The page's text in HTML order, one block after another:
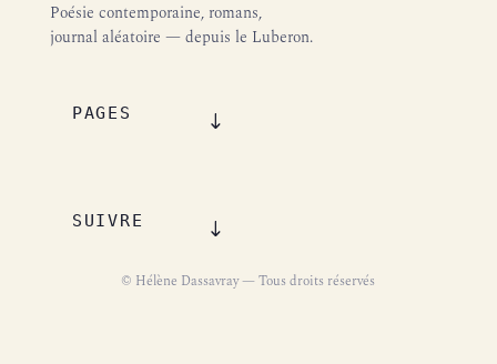
Poésie contemporaine, romans,
journal aléatoire — depuis le Luberon.
PAGES
SUIVRE
© Hélène Dassavray — Tous droits réservés